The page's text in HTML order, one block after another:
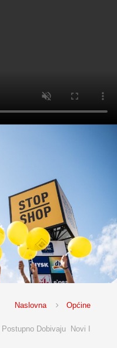
Naslovna Općine
Dobivaju Novi I